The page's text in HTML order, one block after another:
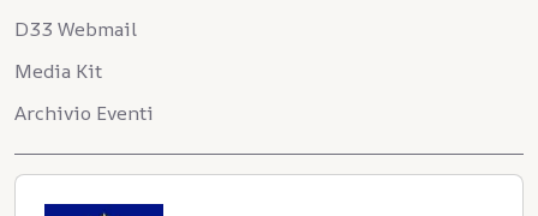
D33 Webmail
Media Kit
Archivio Eventi